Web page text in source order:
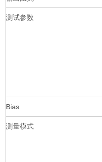
测试参数
Bias
测量模式